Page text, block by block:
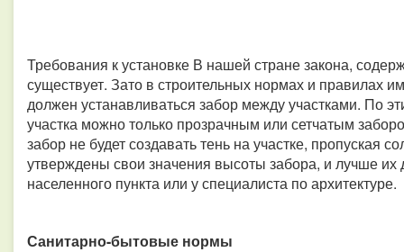
Требования к установке В нашей стране закона,
существует. Зато в строительных нормах и правилах
должен устанавливаться забор между участками. По
участка можно только прозрачным или сетчатым
забор не будет создавать тень на участке, пропуская
утверждены свои значения высоты забора, и лучше их
населенного пункта или у специалиста по архитектуре.
Санитарно-бытовые нормы